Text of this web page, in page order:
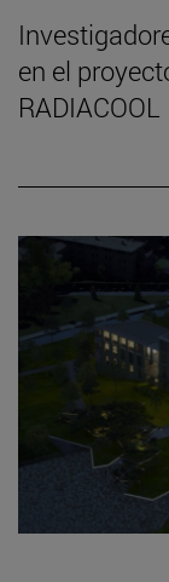
en el
RADIACOOL